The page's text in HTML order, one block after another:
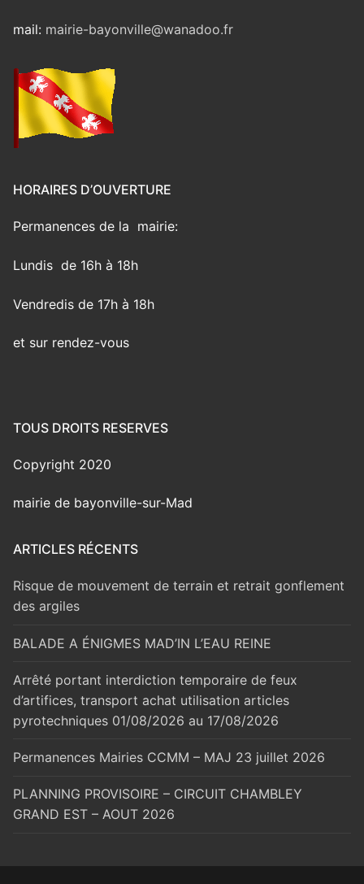
mail: mairie-bayonville@wanadoo.fr
HORAIRES D’OUVERTURE
Permanences de la mairie:
Lundis de 16h à 18h
Vendredis de 17h à 18h
et sur rendez-vous
TOUS DROITS RESERVES
Copyright 2020
mairie de bayonville-sur-Mad
ARTICLES RÉCENTS
Risque de mouvement de terrain et retrait gonflement
des argiles
BALADE A ÉNIGMES MAD’IN L’EAU REINE
Arrêté portant interdiction temporaire de feux
d’artifices, transport achat utilisation articles
pyrotechniques 01/08/2026 au 17/08/2026
Permanences Mairies CCMM – MAJ 23 juillet 2026
PLANNING PROVISOIRE – CIRCUIT CHAMBLEY
GRAND EST – AOUT 2026